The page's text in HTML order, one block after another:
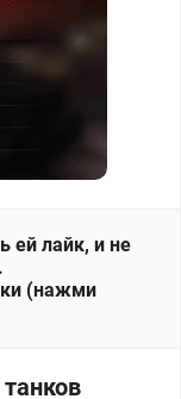
ей лайк, и не
(нажми